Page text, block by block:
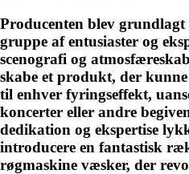
Producenten blev
gruppe af entusiaster og
scenografi og
skabe et produkt, der
til enhver fyringseffekt,
koncerter eller andre
dedikation og ekspertise
introducere en fantastisk
røgmaskine væsker, der